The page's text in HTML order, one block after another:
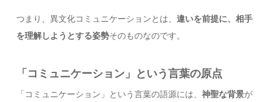
つまり、異文化コミュニケーションとは、違いを前提に、相手
を理解しようとする姿勢そのものなのです。
「コミュニケーション」という言葉の原点
「コミュニケーション」という言葉の語源には、神聖な背景が